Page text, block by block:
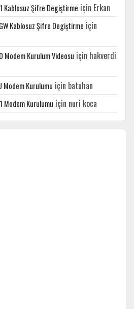
Kablosuz Şifre Degiştirme için Erkan
Kablosuz Şifre Degiştirme için
Modem Kurulum Videosu için hakverdi
Modem Kurulumu için batuhan
Modem Kurulumu için nuri koca